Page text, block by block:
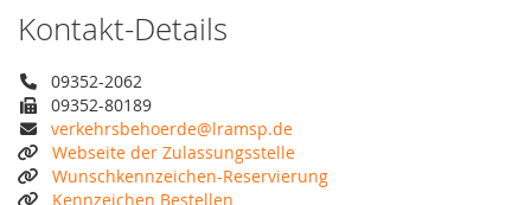
Kontakt-Details
09352-2062
09352-80189
verkehrsbehoerde@lramsp.de
Webseite der Zulassungsstelle
Wunschkennzeichen-Reservierung
Kennzeichen Bestellen